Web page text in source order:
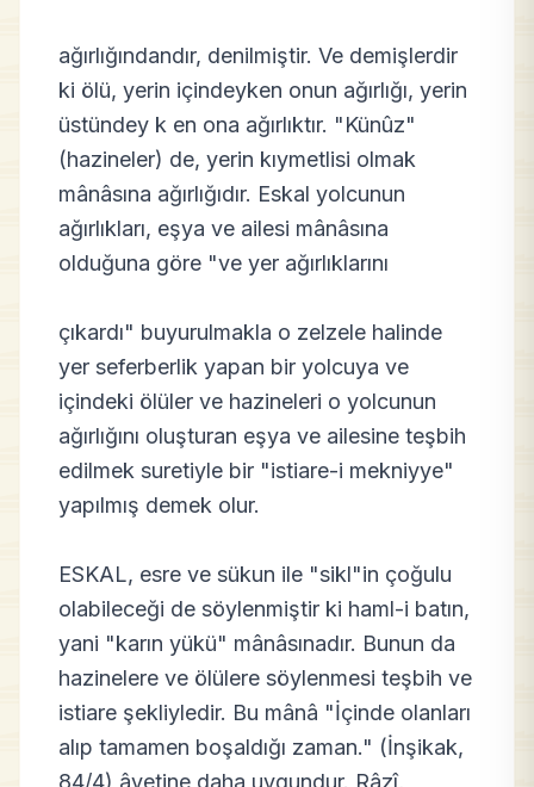
ağırlığındandır, denilmiştir. Ve demişlerdir
ki ölü, yerin içindeyken onun ağırlığı, yerin
üstündey k en ona ağırlıktır. "Künûz"
(hazineler) de, yerin kıymetlisi olmak
mânâsına ağırlığıdır. Eskal yolcunun
ağırlıkları, eşya ve ailesi mânâsına
olduğuna göre "ve yer ağırlıklarını
çıkardı" buyurulmakla o zelzele halinde
yer seferberlik yapan bir yolcuya ve
içindeki ölüler ve hazineleri o yolcunun
ağırlığını oluşturan eşya ve ailesine teşbih
edilmek suretiyle bir "istiare-i mekniyye"
yapılmış demek olur.
ESKAL, esre ve sükun ile "sikl"in çoğulu
olabileceği de söylenmiştir ki haml-i batın,
yani "karın yükü" mânâsınadır. Bunun da
hazinelere ve ölülere söylenmesi teşbih ve
istiare şekliyledir. Bu mânâ "İçinde olanları
alıp tamamen boşaldığı zaman." (İnşikak,
84/4) âyetine daha uygundur. Râzî,